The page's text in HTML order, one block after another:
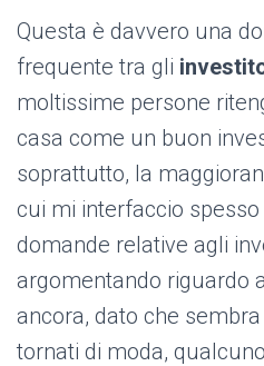
Questa è davvero una
frequente tra gli
moltissime persone
casa come un buon
soprattutto, la
cui mi interfaccio
domande relative agli
argomentando riguardo
ancora, dato che
tornati di moda,